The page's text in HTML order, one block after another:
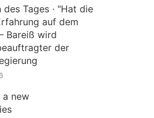
des Tages · "Hat die
auf dem
Bareiß wird
der
a new